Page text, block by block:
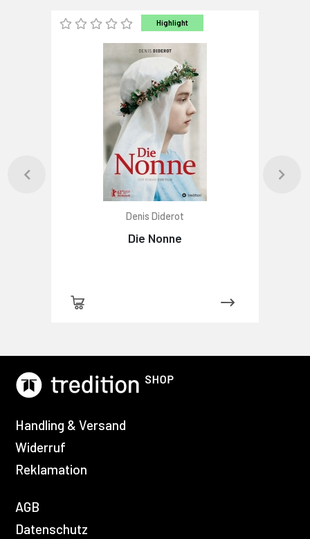
Highlight
Denis Diderot
Die Nonne
Handling & Versand
Widerruf
Reklamation
AGB
Datenschutz